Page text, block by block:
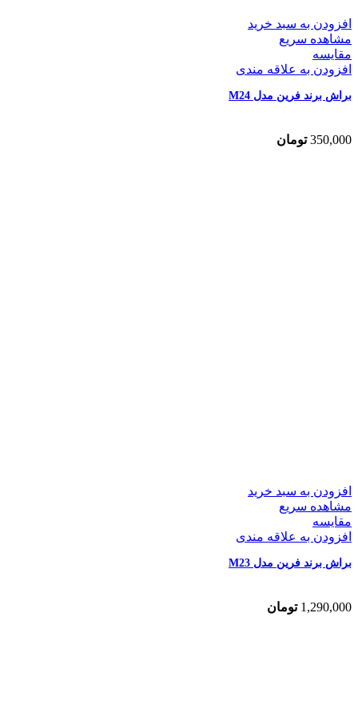
افزودن به سبد خرید
مشاهده سریع
مقایسه
افزودن به علاقه مندی
براش برند فرین مدل M24
350,000 تومان
افزودن به سبد خرید
مشاهده سریع
مقایسه
افزودن به علاقه مندی
براش برند فرین مدل M23
1,290,000 تومان